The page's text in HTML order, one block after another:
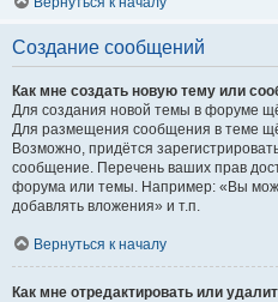
Создание сообщений
Как мне создать новую тему или
Для создания новой темы в форуме
Для размещения сообщения в теме
Возможно, придётся
сообщение. Перечень ваших прав
форума или темы. Например: «Вы
добавлять вложения» и т.п.
Вернуться к началу
Как мне отредактировать или